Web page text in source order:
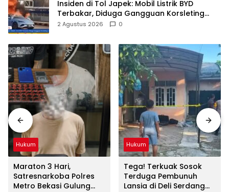
Insiden di Tol Japek: Mobil Listrik BYD
Terbakar, Diduga Gangguan Korsleting
Listrik
2 Agustus 2026 0
Hukum
Maraton 3 Hari,
Satresnarkoba Polres
Metro Bekasi Gulung
Hukum
Tega! Terkuak Sosok
Terduga Pembunuh
Lansia di Deli Serdang